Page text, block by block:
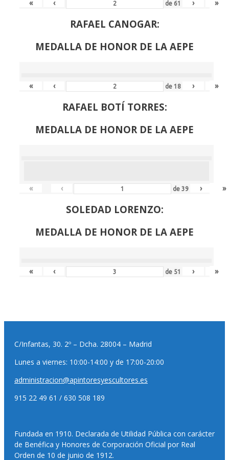
« ‹ de 61 › »
RAFAEL CANOGAR:
MEDALLA DE HONOR DE LA AEPE
« ‹ de18 › »
RAFAEL BOTÍ TORRES:
MEDALLA DE HONOR DE LA AEPE
« ‹ de39 › »
SOLEDAD LORENZO:
MEDALLA DE HONOR DE LA AEPE
« ‹ de 51 › »
C/Infantas, 30. 2º – Dcha. 28004 – Madrid
Lunes a viernes: 10:00-14:00 y de 17:00-20:00
administracion@apintoresyescultores.es
915 22 49 61 / 630 508 189
Fundada en 1910. Declarada de Utilidad Pública con carácter
de Benéfica y Honores de Corporación Oficial por Real
Orden de 10 de junio de 1912.